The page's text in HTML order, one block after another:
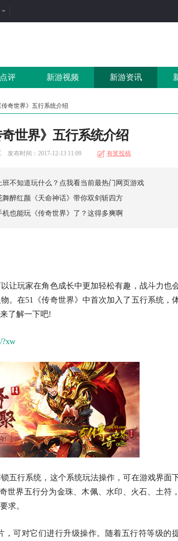
新闻周刊
新游竞速
游戏专题
更多专题
我是皇
太极崛起
荒野行动
刺激战场
评 新游视频 新游资讯
奇世界》五行系统介绍
世界》五行系统介绍
发布时间：2017-12-13 11:09 有奖投稿
班不知道玩什么？点我看当前最热门网页游戏
舞醉红颜《天命神话》带你双剑斩四方
机也能玩《传奇世界》了？这得多爽啊
让玩家在角色成长中更加轻松有趣，战斗力也
。在51《传奇世界》中首次加入了五行系统，
了解一下吧!
?xw
行系统，这个系统玩法操作，可在游戏界面
世界五行分为金珠、木佩、水印、火石、土符，
求。
可对它们进行升级操作。随着五行符等级的